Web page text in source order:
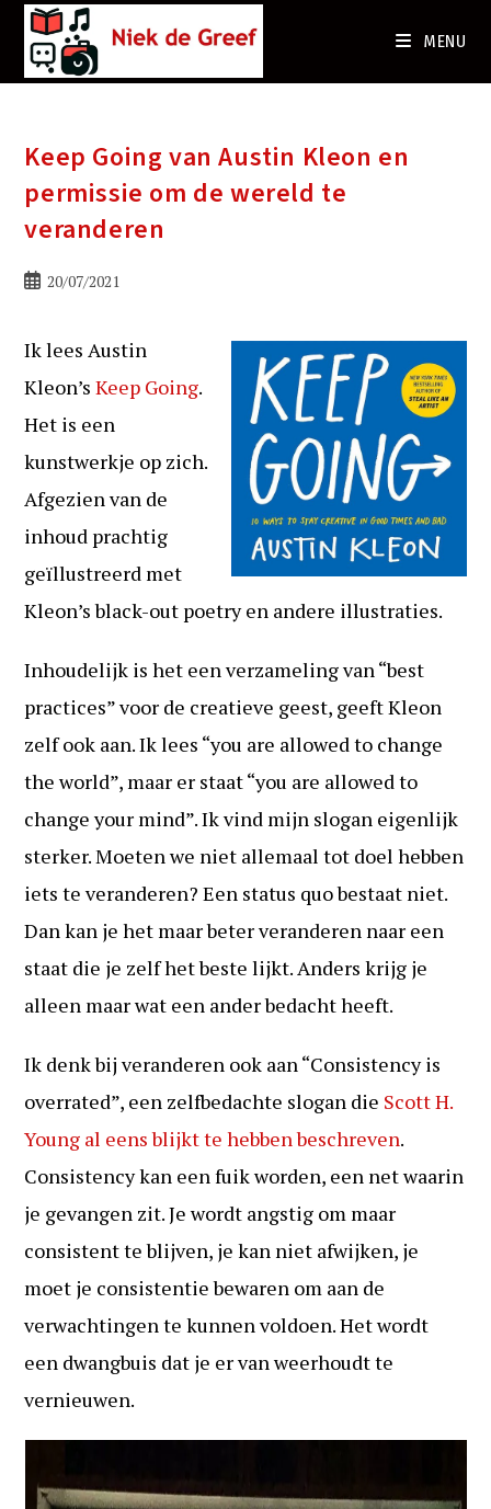
MENU
Keep Going van Austin Kleon en
permissie om de wereld te
veranderen
Bericht20/07/2021
Ik lees Austin
Kleon’sKeep Going.
Het is een
kunstwerkje op zich.
Afgezien van de
inhoud prachtig
geïllustreerd met
Kleon’s black-out poetry en andere illustraties.
Inhoudelijk is het een verzameling van “best
practices” voor de creatieve geest, geeft Kleon
zelf ook aan. Ik lees “you are allowed to change
the world”, maar er staat “you are allowed to
change your mind”. Ik vind mijn slogan eigenlijk
sterker. Moeten we niet allemaal tot doel hebben
iets te veranderen? Een status quo bestaat niet.
Dan kan je het maar beter veranderen naar een
staat die je zelf het beste lijkt. Anders krijg je
alleen maar wat een ander bedacht heeft.
Ik denk bij veranderen ook aan “Consistency is
overrated”, een zelfbedachte slogan die Scott H.
Young al eens blijkt te hebben beschreven.
Consistency kan een fuik worden, een net waarin
je gevangen zit. Je wordt angstig om maar
consistent te blijven, je kan niet afwijken, je
moet je consistentie bewaren om aan de
verwachtingen te kunnen voldoen. Het wordt
een dwangbuis dat je er van weerhoudt te
vernieuwen.